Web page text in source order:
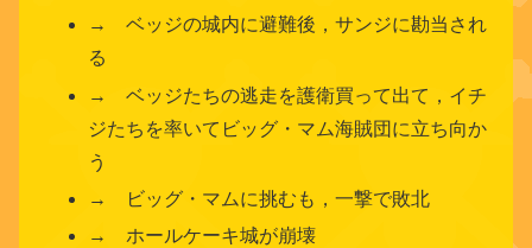
→ ベッジの城内に避難後，サンジに勘当され
る
→ ベッジたちの逃走を護衛買って出て，イチ
ジたちを率いてビッグ・マム海賊団に立ち向か
う
→ ビッグ・マムに挑むも，一撃で敗北
→ ホールケーキ城が崩壊